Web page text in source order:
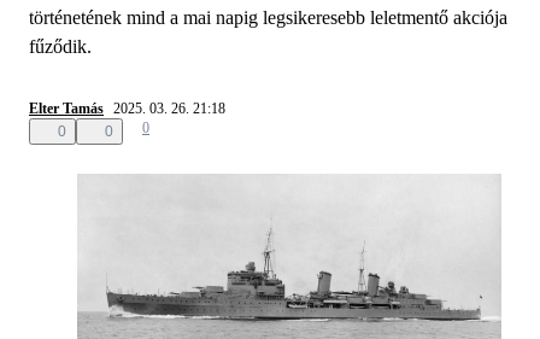
történetének mind a mai napig legsikeresebb leletmentő akciója
fűződik.
Elter Tamás 2025. 03. 26. 21:18
0
0 0